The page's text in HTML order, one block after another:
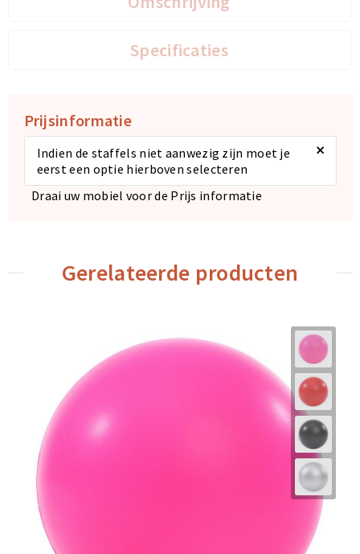
Specificaties
Prijsinformatie
Indien de staffels niet aanwezig zijn moet je
eerst een optie hierboven selecteren
×
Draai uw mobiel voor de Prijs informatie
Gerelateerde producten